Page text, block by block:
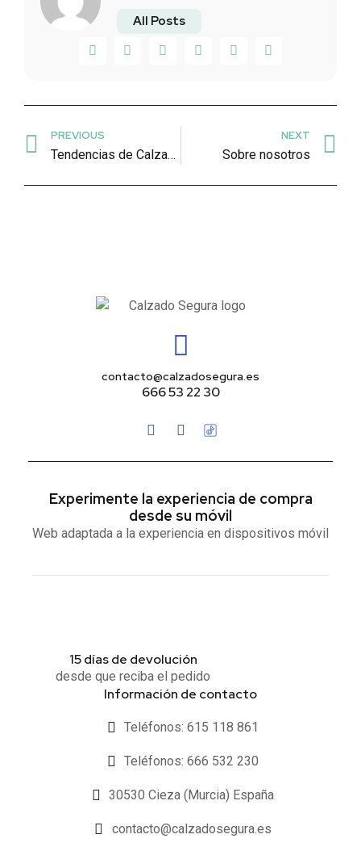
All Posts
PREVIOUS
Tendencias de Calzado para el 2025: Innovación y Estilo
NEXT
Sobre nosotros
contacto@calzadosegura.es
666 53 22 30
Experimente la experiencia de compra
desde su móvil
Web adaptada a la experiencia en dispositivos móvil
15 días de devolución
desde que reciba el pedido
Información de contacto
Teléfonos: 615 118 861
Teléfonos: 666 532 230
30530 Cieza (Murcia) España
contacto@calzadosegura.es